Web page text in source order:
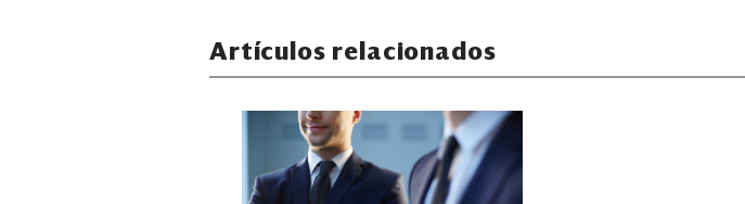
Artículos relacionados